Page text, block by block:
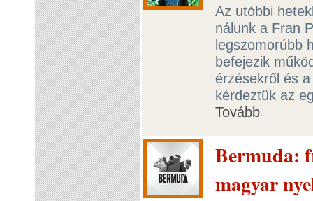
Az utóbbi
nálunk a Fran
legszomorúbb
befejezik
érzésekről és
kérdeztük az
Tovább
Bermuda:
magyar